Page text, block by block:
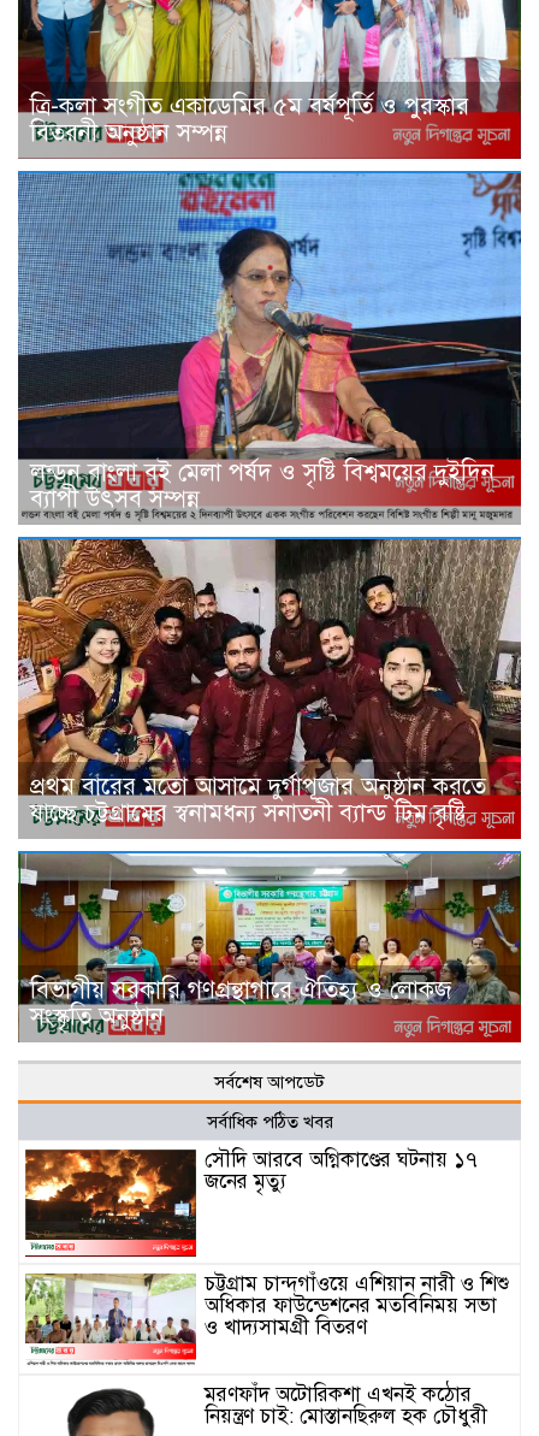
ত্রি-কলা সংগীত একাডেমির ৫ম বর্ষপূর্তি ও পুরস্কার
বিতরনী অনুষ্ঠান সম্পন্ন
লন্ডন বাংলা বই মেলা পর্ষদ ও সৃষ্টি বিশ্বময়ের দুইদিন
ব্যাপী উৎসব সম্পন্ন
প্রথম বারের মতো আসামে দুর্গাপূজার অনুষ্ঠান করতে
যাচ্ছে চট্টগ্রামের স্বনামধন্য সনাতনী ব্যান্ড টিম বৃষ্টি
বিভাগীয় সরকারি গণগ্রন্থাগারে ঐতিহ্য ও লোকজ
সংস্কৃতি অনুষ্ঠান
সর্বশেষ আপডেট
সর্বাধিক পঠিত খবর
সৌদি আরবে অগ্নিকাণ্ডের ঘটনায় ১৭
জনের মৃত্যু
চট্টগ্রাম চান্দগাঁওয়ে এশিয়ান নারী ও শিশু
অধিকার ফাউন্ডেশনের মতবিনিময় সভা
ও খাদ্যসামগ্রী বিতরণ
মরণফাঁদ অটোরিকশা এখনই কঠোর
নিয়ন্ত্রণ চাই: মোস্তানছিরুল হক চৌধুরী